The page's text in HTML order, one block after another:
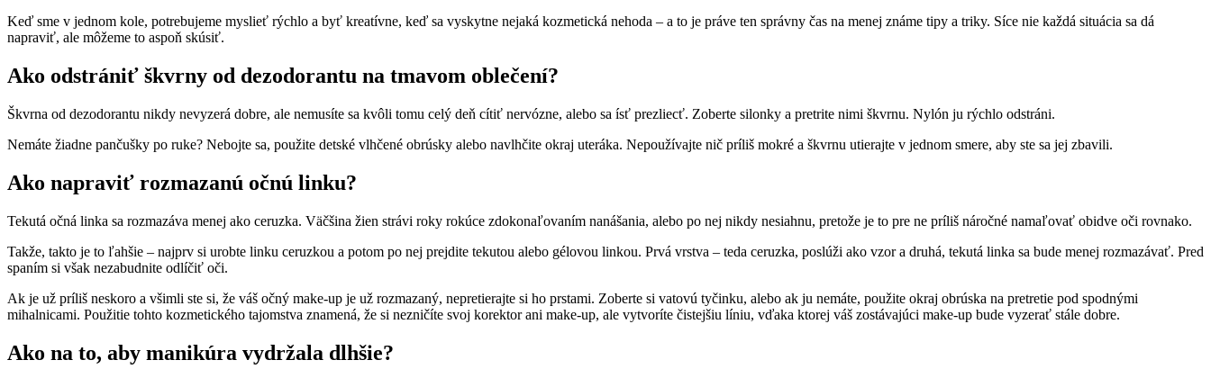
Keď sme v jednom kole, potrebujeme myslieť rýchlo a byť kreatívne, keď sa vyskytne nejaká kozmetická nehoda – a to je práve ten správny čas na menej známe tipy a triky. Síce nie každá situácia sa dá
napraviť, ale môžeme to aspoň skúsiť.
Ako odstrániť škvrny od dezodorantu na tmavom oblečení?
Škvrna od dezodorantu nikdy nevyzerá dobre, ale nemusíte sa kvôli tomu celý deň cítiť nervózne, alebo sa ísť prezliecť. Zoberte silonky a pretrite nimi škvrnu. Nylón ju rýchlo odstráni.
Nemáte žiadne pančušky po ruke? Nebojte sa, použite detské vlhčené obrúsky alebo navlhčite okraj uteráka. Nepoužívajte nič príliš mokré a škvrnu utierajte v jednom smere, aby ste sa jej zbavili.
Ako napraviť rozmazanú očnú linku?
Tekutá očná linka sa rozmazáva menej ako ceruzka. Väčšina žien strávi roky rokúce zdokonaľovaním nanášania, alebo po nej nikdy nesiahnu, pretože je to pre ne príliš náročné namaľovať obidve oči rovnako.
Takže, takto je to ľahšie – najprv si urobte linku ceruzkou a potom po nej prejdite tekutou alebo gélovou linkou. Prvá vrstva – teda ceruzka, poslúži ako vzor a druhá, tekutá linka sa bude menej rozmazávať. Pred
spaním si však nezabudnite odlíčiť oči.
Ak je už príliš neskoro a všimli ste si, že váš očný make-up je už rozmazaný, nepretierajte si ho prstami. Zoberte si vatovú tyčinku, alebo ak ju nemáte, použite okraj obrúska na pretretie pod spodnými
mihalnicami. Použitie tohto kozmetického tajomstva znamená, že si nezničíte svoj korektor ani make-up, ale vytvoríte čistejšiu líniu, vďaka ktorej váš zostávajúci make-up bude vyzerať stále dobre.
Ako na to, aby manikúra vydržala dlhšie?